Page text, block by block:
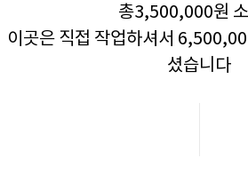
총3,500,000원
이곳은 직접 작업하셔서
셨습니다